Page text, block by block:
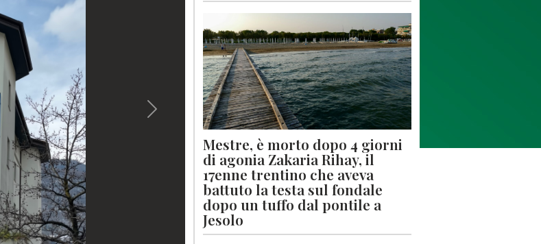
Next
Mestre, è morto dopo 4 giorni
di agonia Zakaria Rihay, il
17enne trentino che aveva
battuto la testa sul fondale
dopo un tuffo dal pontile a
Jesolo